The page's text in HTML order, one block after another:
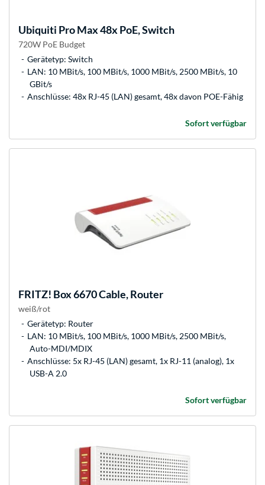
Ubiquiti Pro Max 48x PoE, Switch
720W PoE Budget
Gerätetyp: Switch
LAN: 10 MBit/s, 100 MBit/s, 1000 MBit/s, 2500 MBit/s, 10
GBit/s
Anschlüsse: 48x RJ-45 (LAN) gesamt, 48x davon POE-Fähig
Sofort verfügbar
FRITZ! Box 6670 Cable, Router
weiß/rot
Gerätetyp: Router
LAN: 10 MBit/s, 100 MBit/s, 1000 MBit/s, 2500 MBit/s,
Auto-MDI/MDIX
Anschlüsse: 5x RJ-45 (LAN) gesamt, 1x RJ-11 (analog), 1x
USB-A 2.0
Sofort verfügbar